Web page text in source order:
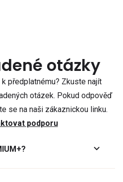
otázky
předplatnému? Zkuste najít
otázek. Pokud odpověď
se na naši zákaznickou linku.
podporu